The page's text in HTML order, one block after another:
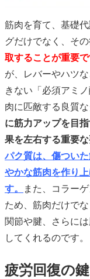
筋肉を育て、基礎
グだけでなく、そ
取することが重要で
が、レバーやハツ
きない「必須アミ
肉に匹敵する良質
に筋力アップを目
果を左右する重要な
パク質は、傷つい
やかな筋肉を作り
す。
また、コラー
ため、筋肉だけで
関節や腱、さらに
してくれるのです。
疲労回復の